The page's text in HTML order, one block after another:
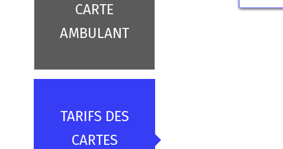
CARTE
AMBULANT
TARIFS DES
CARTES